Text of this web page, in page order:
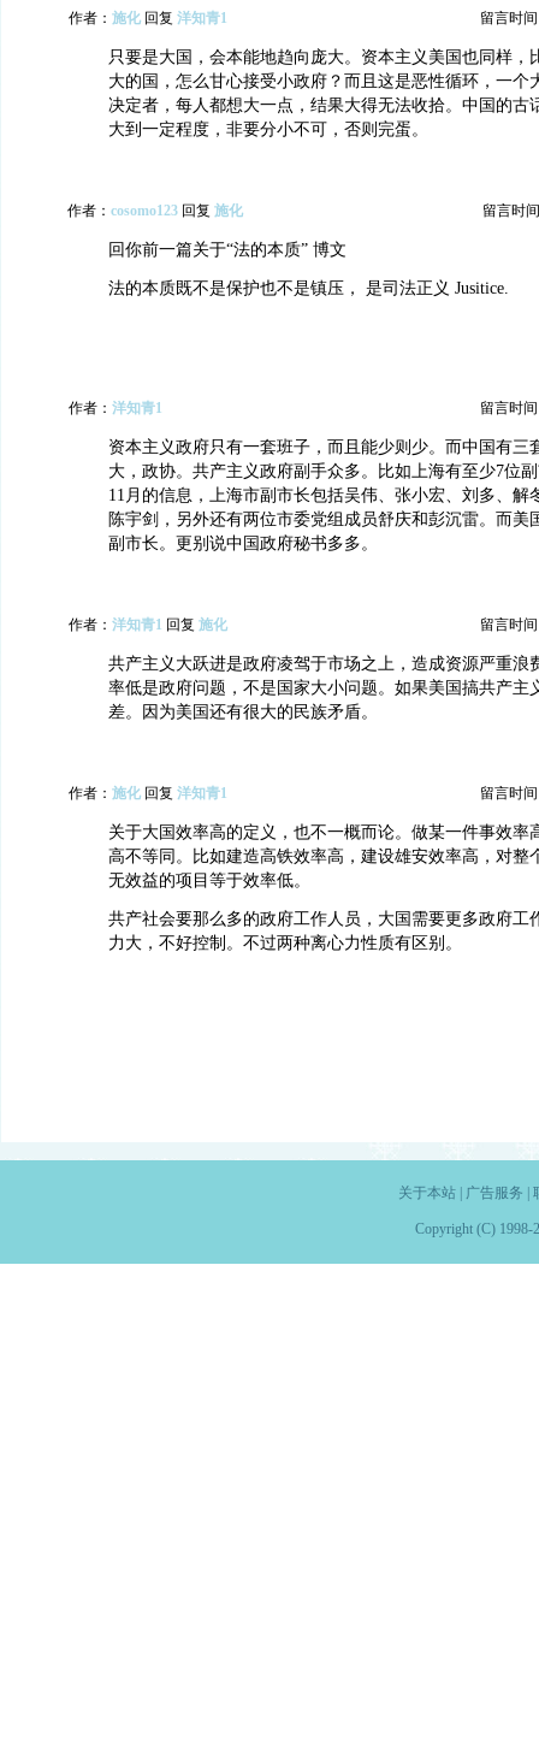
作者： 施化 回复 洋知青1 留言时间
只要是大国，会本能地趋向庞大。资本主义美国也同样，
大的国，怎么甘心接受小政府？而且这是恶性循环，一个
决定者，每人都想大一点，结果大得无法收拾。中国的古
大到一定程度，非要分小不可，否则完蛋。
作者： cosomo123 回复 施化 留言时
回你前一篇关于“法的本质” 博文
法的本质既不是保护也不是镇压， 是司法正义 Jusitice.
作者： 洋知青1 留言时间
资本主义政府只有一套班子，而且能少则少。而中国有三
大，政协。共产主义政府副手众多。比如上海有至少7位
11月的信息，上海市副市长包括吴伟、张小宏、刘多、解
陈宇剑，另外还有两位市委党组成员舒庆和彭沉雷。而美
副市长。更别说中国政府秘书多多。
作者： 洋知青1 回复 施化 留言时间
共产主义大跃进是政府凌驾于市场之上，造成资源严重浪
率低是政府问题，不是国家大小问题。如果美国搞共产主
差。因为美国还有很大的民族矛盾。
作者： 施化 回复 洋知青1 留言时间
关于大国效率高的定义，也不一概而论。做某一件事效率
高不等同。比如建造高铁效率高，建设雄安效率高，对整
无效益的项目等于效率低。
共产社会要那么多的政府工作人员，大国需要更多政府工
力大，不好控制。不过两种离心力性质有区别。
关于本站| 广告服务
Copyright (C) 1998-